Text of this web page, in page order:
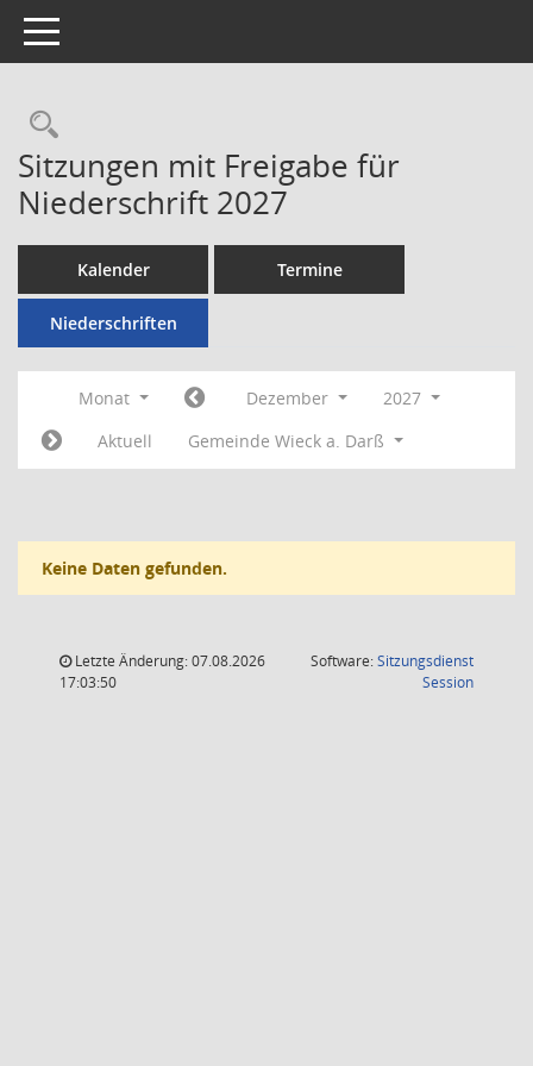
Toggle navigation
Rechercheauswahl
Sitzungen mit Freigabe für
Niederschrift 2027
Kalender Termine
Niederschriften
Monat Dezember
2027
Aktuell
Gemeinde Wieck a. Darß
Keine Daten gefunden.
Letzte Änderung: 07.08.2026
17:03:50
Software:Sitzungsdienst
Session(Wird in